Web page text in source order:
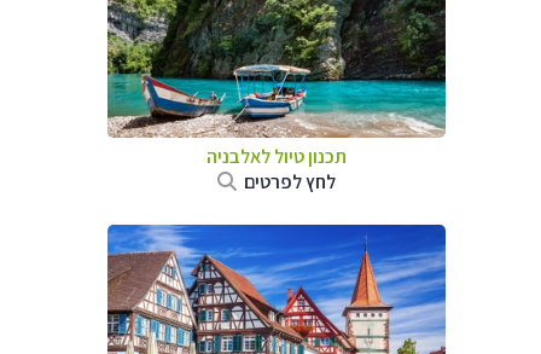
תכנון טיול לאלבניה
לחץ לפרטים